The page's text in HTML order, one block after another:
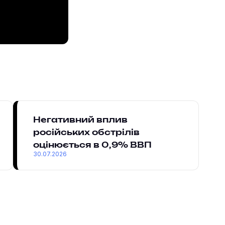
Негативний вплив
російських обстрілів
оцінюється в 0,9% ВВП
30.07.2026